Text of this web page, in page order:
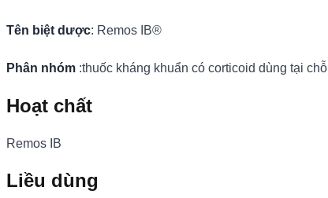
Tên biệt dược: Remos IB®
Phân nhóm :thuốc kháng khuẩn có corticoid dùng tại chỗ
Hoạt chất
Remos IB
Liều dùng